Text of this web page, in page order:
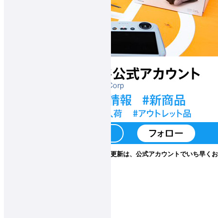
▲スペシャルコンテンツの更新は、公式アカウントでいち早く